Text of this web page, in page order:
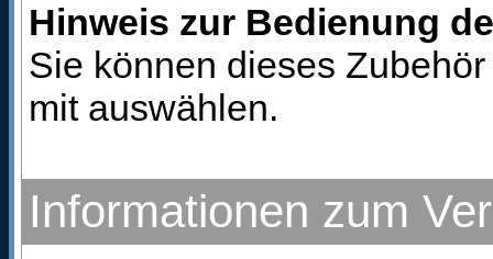
Hinweis zur Bedienung
Sie können dieses
mit auswählen.
Informationen zum